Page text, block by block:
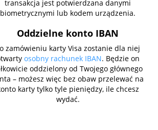
transakcja jest potwierdzana danymi
biometrycznymi lub kodem urządzenia.
Oddzielne konto IBAN
zamówieniu karty Visa zostanie dla niej
osobny rachunek IBAN. Będzie on
oddzielony od Twojego głównego
– możesz więc bez obaw przelewać na
karty tylko tyle pieniędzy, ile chcesz
wydać.